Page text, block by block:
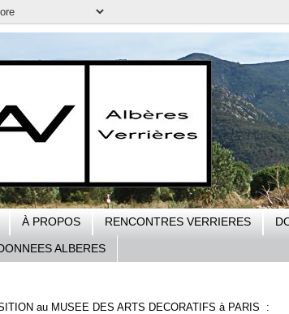
À PROPOS RENCONTRES VERRIERES
ALBERES
au MUSEE DES ARTS DECORATIFS à PARIS :